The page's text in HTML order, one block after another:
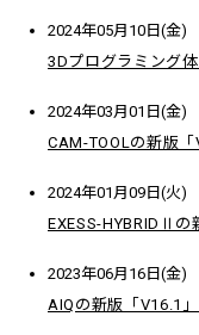
2024年05月10日(金)
3Dプログラミング
2024年03月01日(金)
CAM-TOOLの新版「
2024年01月09日(火)
EXESS-HYBRIDⅡの
2023年06月16日(金)
AIQの新版「V16.1